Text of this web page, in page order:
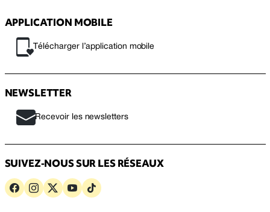
APPLICATION MOBILE
Télécharger l’application mobile
NEWSLETTER
Recevoir les newsletters
SUIVEZ-NOUS SUR LES RÉSEAUX